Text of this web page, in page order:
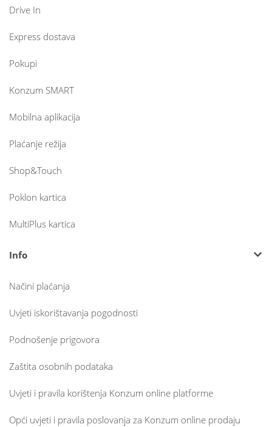
Drive In
Express dostava
Pokupi
Konzum SMART
Mobilna aplikacija
Plaćanje režija
Shop&Touch
Poklon kartica
MultiPlus kartica
Info
Načini plaćanja
Uvjeti iskorištavanja pogodnosti
Podnošenje prigovora
Zaštita osobnih podataka
Uvjeti i pravila korištenja Konzum online platforme
Opći uvjeti i pravila poslovanja za Konzum online prodaju